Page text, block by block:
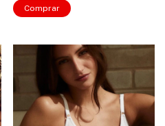
Comprar